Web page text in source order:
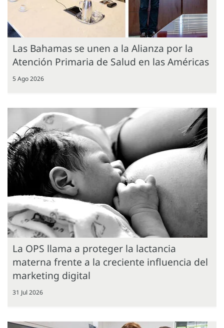
Las Bahamas se unen a la Alianza por la
Atención Primaria de Salud en las Américas
5 Ago 2026
La OPS llama a proteger la lactancia
materna frente a la creciente influencia del
marketing digital
31 Jul 2026